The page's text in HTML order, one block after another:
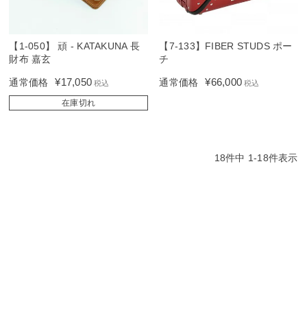
【1-050】 頑 - KATAKUNA 長
財布 嘉玄
通常価格 ¥17,050 税込
在庫切れ
【7-133】FIBER STUDS ポー
チ
通常価格 ¥66,000 税込
18件中 1-18件表示